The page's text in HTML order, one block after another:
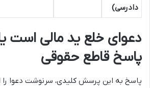
دادرسی)
دعوای خلع ید مالی است
پاسخ قاطع حقوقی
پاسخ به این پرسش کلیدی، سرنوشت دعوا را